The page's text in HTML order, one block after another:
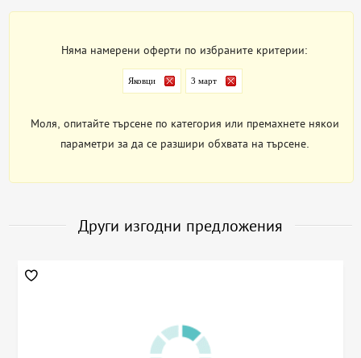
Няма намерени оферти по избраните критерии:
Яковци 3 март
Моля, опитайте търсене по категория или премахнете някои
параметри за да се разшири обхвата на търсене.
Други изгодни предложения